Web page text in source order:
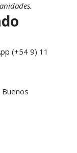
(+54 9) 11